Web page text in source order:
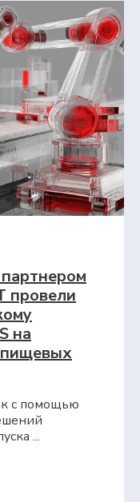
провели
на
пищевых
с помощью
...